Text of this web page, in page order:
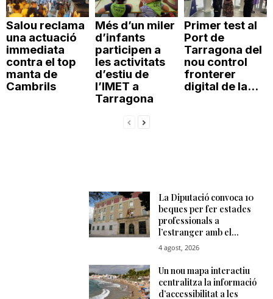
Salou reclama
una actuació
immediata
contra el top
manta de
Cambrils
Més d’un miler
d’infants
participen a
les activitats
d’estiu de
l’IMET a
Tarragona
Primer test al
Port de
Tarragona del
nou control
fronterer
digital de la...